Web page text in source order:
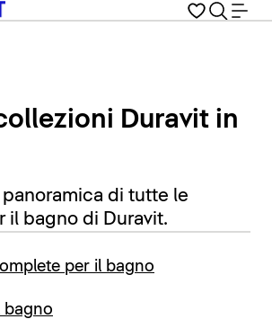
Duravit in
panoramica di tutte le
il bagno di Duravit.
per il bagno
bagno